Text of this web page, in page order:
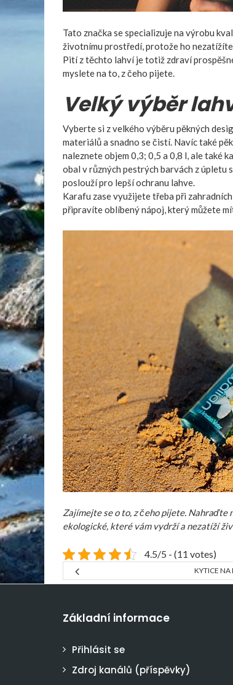
Tato značka se specializuje na výrobu
životnímu prostředí, protože ho
Pití z těchto lahví je totiž zdraví
myslete na to, z čeho pijete.
Velký výběr
Vyberte si z velkého výběru pěkných
materiálů a snadno se čistí. Navíc také
naleznete objem 0,3; 0,5 a 0,8 l, ale také
obal v různých pestrých barvách z úpletu
poslouží pro lepší ochranu lahve.
Karafu zase využijete třeba při
připravíte oblíbený nápoj, který můžete
Zajímejte se o to, z čeho pijete. Nahraďte
ekologické, které vám vydrží a nezatíží
4.5/5 - (11 votes)
KYTICE NA
Základní informace
Přihlásit se
Zdroj kanálů (příspěvky)